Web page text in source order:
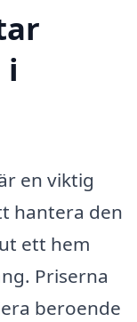
i
en viktig
hantera den
ett hem
Priserna
beroende